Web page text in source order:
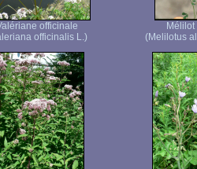
officinale
officinalis L.)
(Melilotus